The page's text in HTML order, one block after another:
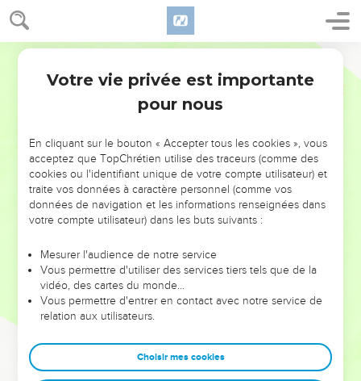
NE MANQUEZ PAS L’ÉVÉNEMENT
DE L’ANNÉE !
ET SI LEURS ERREURS POUVAIENT VOUS ÉVITER LES
VOTRES ?
leur foi ou leur vision. Mais on voit moins les doutes, les erreurs
et les saisons difficiles qu'ils ont traversés, alors même que ce
sont elles qui les ont façonnés.
Dans cette conférence, leaders, entrepreneurs, et responsables
clés pour avancer avec plus de sagesse afin que leurs erreurs
deviennent vos tremplins. Que vous guidiez un ministère, une
Votre vie privée est importante
pour nous
En cliquant sur le bouton « Accepter tous les cookies », vous
acceptez que TopChrétien utilise des traceurs (comme des
cookies ou l'identifiant unique de votre compte utilisateur) et
traite vos données à caractère personnel (comme vos
données de navigation et les informations renseignées dans
votre compte utilisateur) dans les buts suivants :
Mesurer l'audience de notre service
Vous permettre d'utiliser des services tiers tels que de la
vidéo, des cartes du monde…
Vous permettre d'entrer en contact avec notre service de
relation aux utilisateurs.
Choisir mes cookies